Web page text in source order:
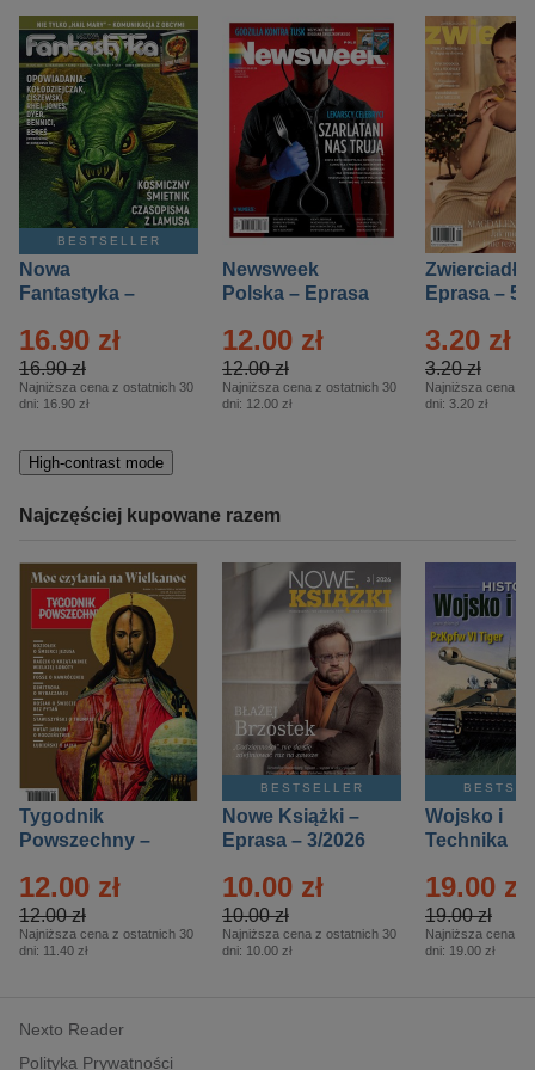
BESTSELLER
Nowa
Fantastyka –
16.90 zł
16.90 zł
Najniższa cena z ostatnich 30
dni: 16.90 zł
Newsweek
Polska – Eprasa
12.00 zł
12.00 zł
Najniższa cena z ostatnich 30
dni: 12.00 zł
Zwierciadło
Eprasa – 5/
3.20 zł
3.20 zł
Najniższa cena z
dni: 3.20 zł
High-contrast mode
Najczęściej kupowane razem
Tygodnik
Powszechny –
12.00 zł
12.00 zł
Najniższa cena z ostatnich 30
dni: 11.40 zł
BESTSELLER
Nowe Książki –
Eprasa – 3/2026
10.00 zł
10.00 zł
Najniższa cena z ostatnich 30
dni: 10.00 zł
Wojsko i
Technika
– 2/2026
19.00 zł
19.00 zł
Najniższa cena z
dni: 19.00 zł
Nexto Reader
Polityka Prywatności